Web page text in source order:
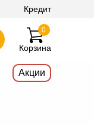
Кредит
Корзина
0
Акции